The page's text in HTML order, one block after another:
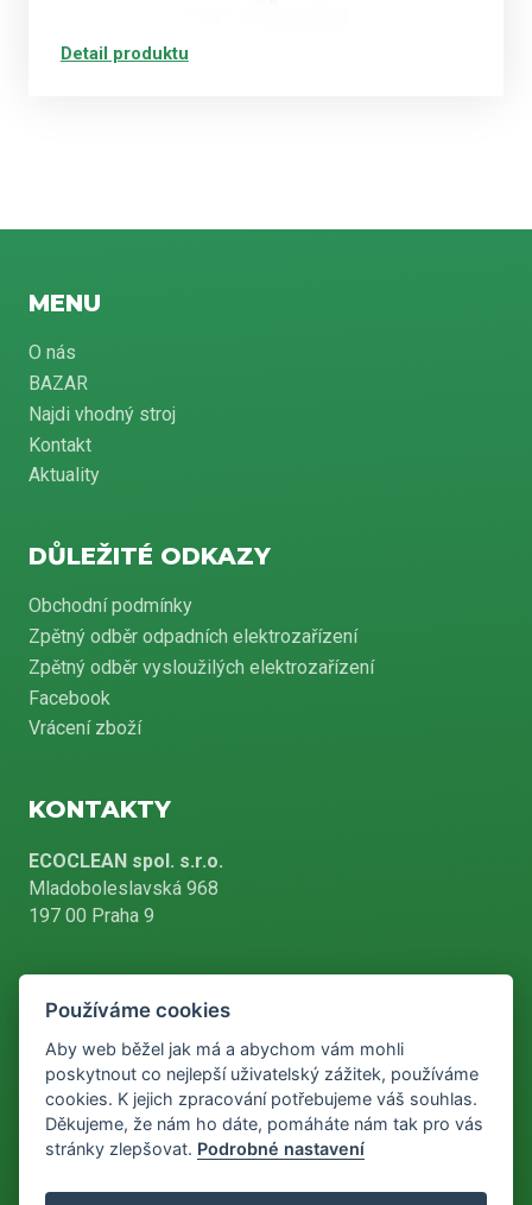
Detail produktu
MENU
O nás
BAZAR
Najdi vhodný stroj
Kontakt
Aktuality
DŮLEŽITÉ ODKAZY
Obchodní podmínky
Zpětný odběr odpadních elektrozařízení
Zpětný odběr vysloužilých elektrozařízení
Facebook
Vrácení zboží
KONTAKTY
ECOCLEAN spol. s.r.o.
Mladoboleslavská 968
197 00 Praha 9
+420 226 804 900
info@ecoclean-praha.cz
Používáme cookies
Aby web běžel jak má a abychom vám mohli
poskytnout co nejlepší uživatelský zážitek, používáme
cookies. K jejich zpracování potřebujeme váš souhlas.
Děkujeme, že nám ho dáte, pomáháte nám tak pro vás
stránky zlepšovat. Podrobné nastavení